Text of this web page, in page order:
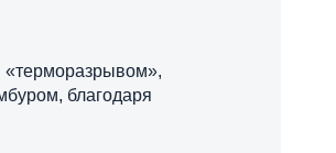
«терморазрывом»,
благодаря